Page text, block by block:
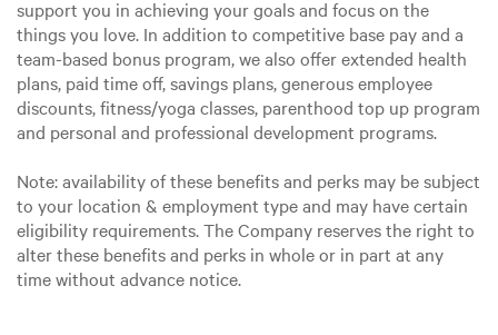
support you in achieving your goals and focus on the
things you love. In addition to competitive base pay and a
team-based bonus program, we also offer extended health
plans, paid time off, savings plans, generous employee
discounts, fitness/yoga classes, parenthood top up program
and personal and professional development programs.
Note: availability of these benefits and perks may be subject
to your location & employment type and may have certain
eligibility requirements. The Company reserves the right to
alter these benefits and perks in whole or in part at any
time without advance notice.